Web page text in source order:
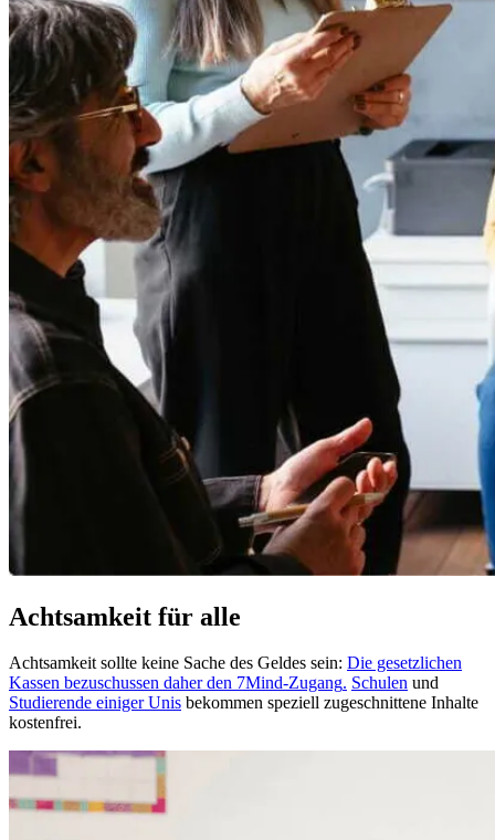
Achtsamkeit für alle
Achtsamkeit sollte keine Sache des Geldes sein: Die gesetzlichen
Kassen bezuschussen daher den 7Mind-Zugang. Schulen und
Studierende einiger Unis bekommen speziell zugeschnittene Inhalte
kostenfrei.